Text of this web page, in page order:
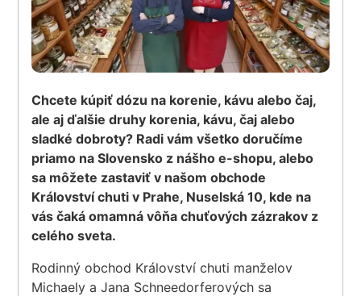
Chcete kúpiť dózu na korenie, kávu alebo čaj,
ale aj ďalšie druhy korenia, kávu, čaj alebo
sladké dobroty? Radi vám všetko doručíme
priamo na Slovensko z nášho e-shopu, alebo
sa môžete zastaviť v našom obchode
Království chuti v Prahe, Nuselská 10, kde na
vás čaká omamná vôňa chuťových zázrakov z
celého sveta.
Rodinný obchod Království chuti manželov
Michaely a Jana Schneedorferových sa